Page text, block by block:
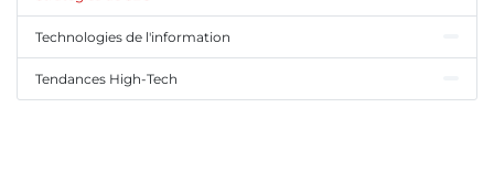
Technologies de l'information
Tendances High-Tech